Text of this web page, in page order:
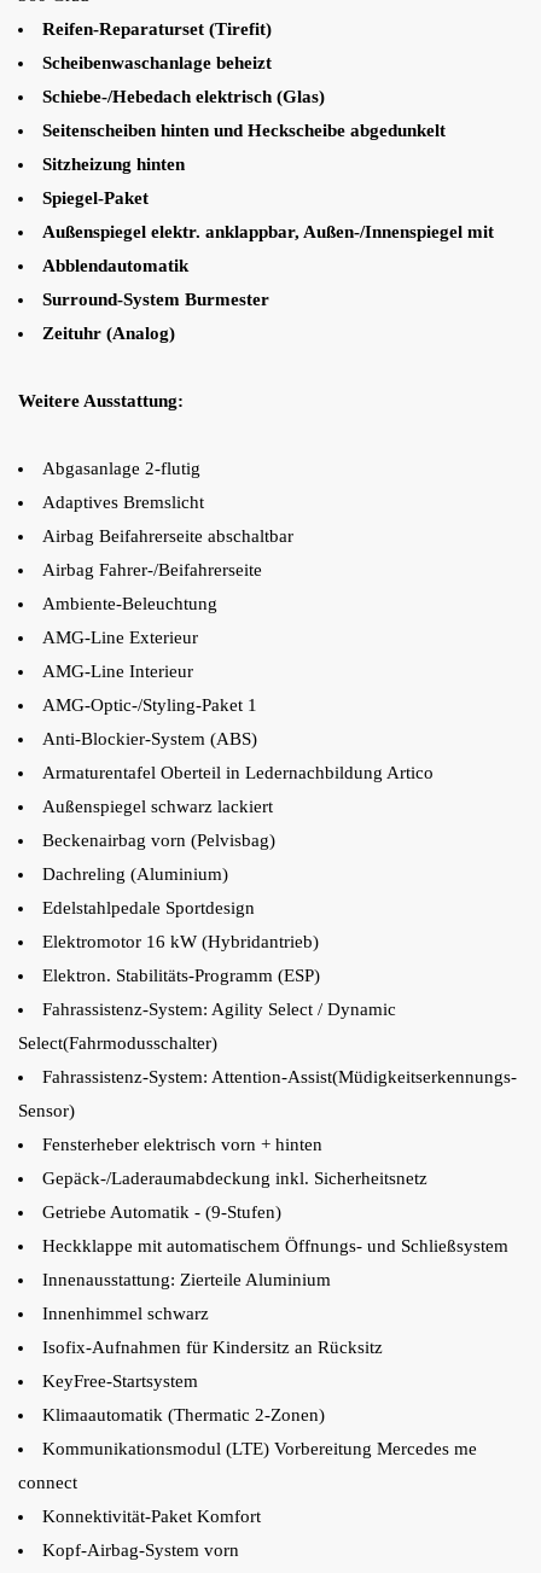
Reifen-Reparaturset (Tirefit)
Scheibenwaschanlage beheizt
Schiebe-/Hebedach elektrisch (Glas)
Seitenscheiben hinten und Heckscheibe abgedunkelt
Sitzheizung hinten
Spiegel-Paket
Außenspiegel elektr. anklappbar, Außen-/Innenspiegel mit
Abblendautomatik
Surround-System Burmester
Zeituhr (Analog)
Weitere Ausstattung:
Abgasanlage 2-flutig
Adaptives Bremslicht
Airbag Beifahrerseite abschaltbar
Airbag Fahrer-/Beifahrerseite
Ambiente-Beleuchtung
AMG-Line Exterieur
AMG-Line Interieur
AMG-Optic-/Styling-Paket 1
Anti-Blockier-System (ABS)
Armaturentafel Oberteil in Ledernachbildung Artico
Außenspiegel schwarz lackiert
Beckenairbag vorn (Pelvisbag)
Dachreling (Aluminium)
Edelstahlpedale Sportdesign
Elektromotor 16 kW (Hybridantrieb)
Elektron. Stabilitäts-Programm (ESP)
Fahrassistenz-System: Agility Select / Dynamic
Select(Fahrmodusschalter)
Fahrassistenz-System: Attention-Assist(Müdigkeitserkennungs-
Sensor)
Fensterheber elektrisch vorn + hinten
Gepäck-/Laderaumabdeckung inkl. Sicherheitsnetz
Getriebe Automatik - (9-Stufen)
Heckklappe mit automatischem Öffnungs- und Schließsystem
Innenausstattung: Zierteile Aluminium
Innenhimmel schwarz
Isofix-Aufnahmen für Kindersitz an Rücksitz
KeyFree-Startsystem
Klimaautomatik (Thermatic 2-Zonen)
Kommunikationsmodul (LTE) Vorbereitung Mercedes me
connect
Konnektivität-Paket Komfort
Kopf-Airbag-System vorn